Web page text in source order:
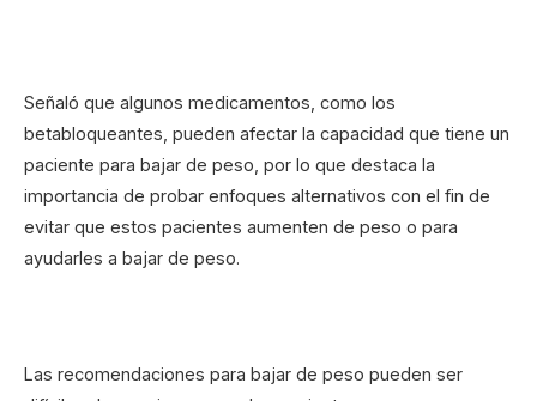
Señaló que algunos medicamentos, como los
betabloqueantes, pueden afectar la capacidad que tiene un
paciente para bajar de peso, por lo que destaca la
importancia de probar enfoques alternativos con el fin de
evitar que estos pacientes aumenten de peso o para
ayudarles a bajar de peso.
Las recomendaciones para bajar de peso pueden ser